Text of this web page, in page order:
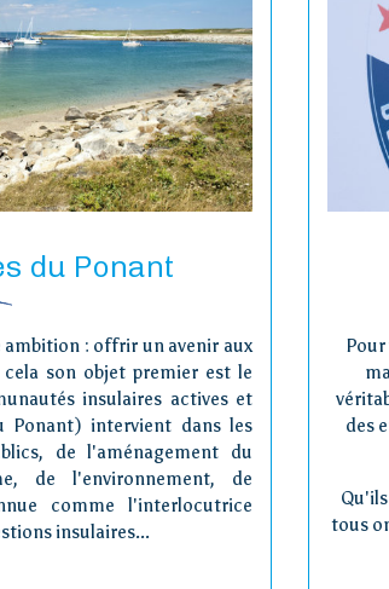
du Ponant
ambition : offrir un avenir aux
son objet premier est le
insulaires actives et
Ponant) intervient dans les
de l'aménagement du
de l'environnement, de
comme l'interlocutrice
insulaires...
des
tous